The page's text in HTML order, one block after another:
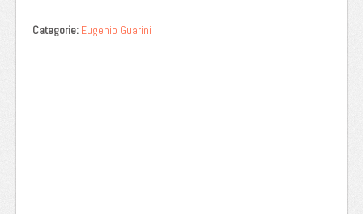
Categorie: Eugenio Guarini